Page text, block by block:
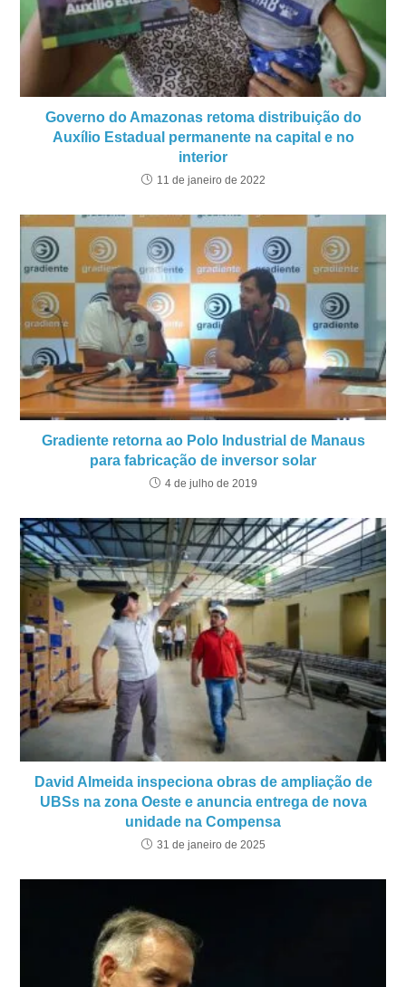
Governo do Amazonas retoma distribuição do
Auxílio Estadual permanente na capital e no
interior
11 de janeiro de 2022
Gradiente retorna ao Polo Industrial de Manaus
para fabricação de inversor solar
4 de julho de 2019
David Almeida inspeciona obras de ampliação de
UBSs na zona Oeste e anuncia entrega de nova
unidade na Compensa
31 de janeiro de 2025